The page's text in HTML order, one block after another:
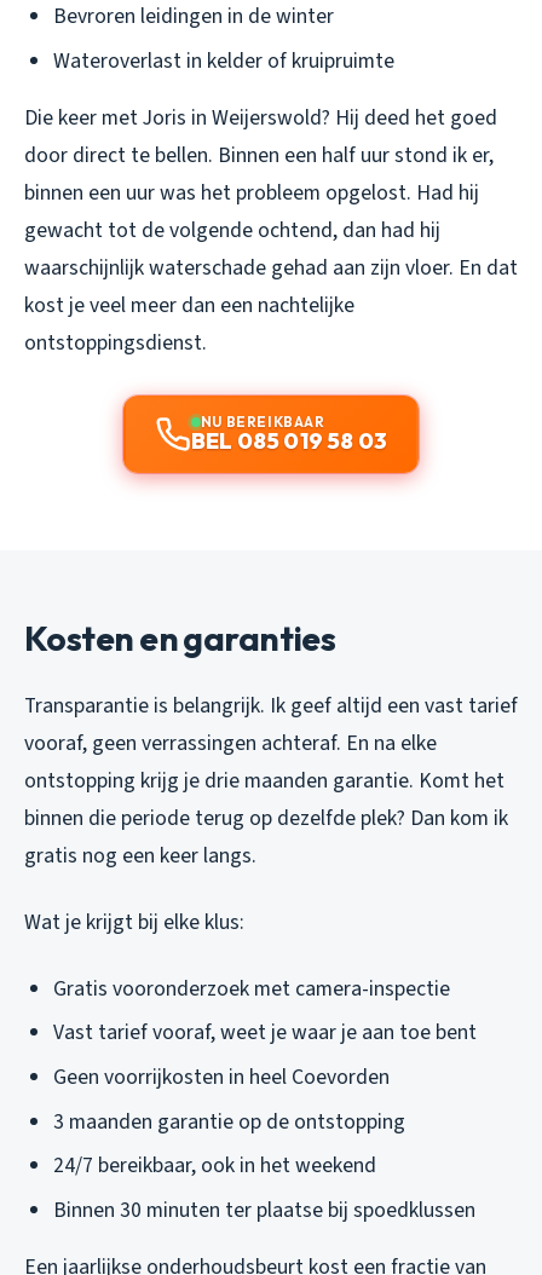
Bevroren leidingen in de winter
Wateroverlast in kelder of kruipruimte
Die keer met Joris in Weijerswold? Hij deed het goed
door direct te bellen. Binnen een half uur stond ik er,
binnen een uur was het probleem opgelost. Had hij
gewacht tot de volgende ochtend, dan had hij
waarschijnlijk waterschade gehad aan zijn vloer. En dat
kost je veel meer dan een nachtelijke
ontstoppingsdienst.
NU BEREIKBAAR
BEL 085 019 58 03
Kosten en garanties
Transparantie is belangrijk. Ik geef altijd een vast tarief
vooraf, geen verrassingen achteraf. En na elke
ontstopping krijg je drie maanden garantie. Komt het
binnen die periode terug op dezelfde plek? Dan kom ik
gratis nog een keer langs.
Wat je krijgt bij elke klus:
Gratis vooronderzoek met camera-inspectie
Vast tarief vooraf, weet je waar je aan toe bent
Geen voorrijkosten in heel Coevorden
3 maanden garantie op de ontstopping
24/7 bereikbaar, ook in het weekend
Binnen 30 minuten ter plaatse bij spoedklussen
Een jaarlijkse onderhoudsbeurt kost een fractie van